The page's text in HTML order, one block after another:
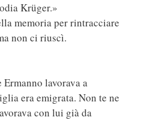
Krüger.»
memoria per rintracciare
non ci riuscì.
lavorava a
era emigrata. Non te ne
con lui già da